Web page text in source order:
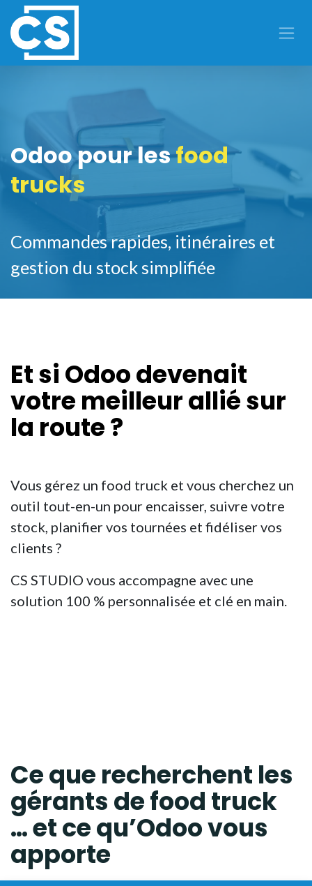
Se rendre au contenu
Odoo pour lesfood
trucks
Commandes rapides, itinéraires et
gestion du stock simplifiée
Et si Odoo devenait
votre meilleur allié sur
la route?
Vous gérez un food truck et vous cherchez un
outil tout-en-un pour encaisser, suivre votre
stock, planifier vos tournées et fidéliser vos
clients ?
CS STUDIO vous accompagne avec une
solution 100 % personnalisée et clé en main.​​
Ce que recherchent les
gérants de food truck
… et ce qu’Odoo vous
apporte